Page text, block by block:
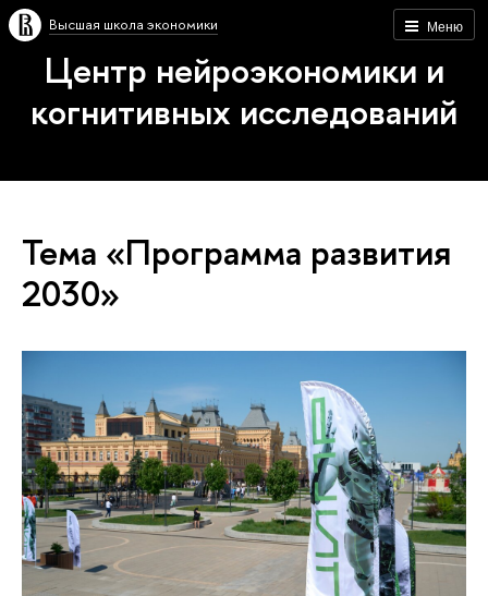
Меню
Высшая школа экономики
Центр нейроэкономики и
когнитивных исследований
Тема «Программа развития
2030»